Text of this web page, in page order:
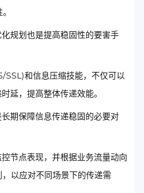
规划也是提高稳固性的要害手
SSL)和信息压缩技能，不仅可以
延，提高整体传递效能。
期保障信息传递稳固的必要对
节点表现，并根据业务流量动向
以应对不同场景下的传递需